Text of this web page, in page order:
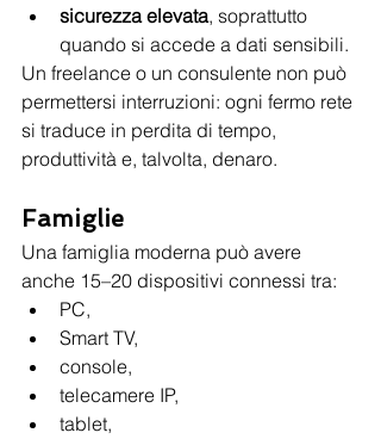
sicurezza elevata, soprattutto
quando si accede a dati sensibili.
Un freelance o un consulente non può
permettersi interruzioni: ogni fermo rete
si traduce in perdita di tempo,
produttività e, talvolta, denaro.
Famiglie
Una famiglia moderna può avere
anche 15–20 dispositivi connessi tra:
PC,
Smart TV,
console,
telecamere IP,
tablet,